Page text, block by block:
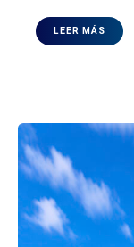
LEER MÁS